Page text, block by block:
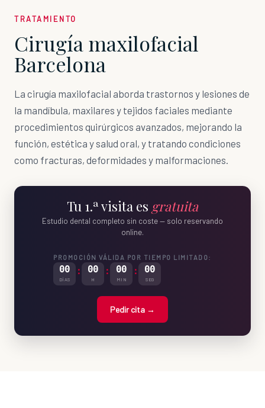
TRATAMIENTO
Cirugía maxilofacial
Barcelona
La cirugía maxilofacial aborda trastornos y lesiones de
la mandíbula, maxilares y tejidos faciales mediante
procedimientos quirúrgicos avanzados, mejorando la
función, estética y salud oral, y tratando condiciones
como fracturas, deformidades y malformaciones.
Tu 1.ª visita es gratuita
Estudio dental completo sin coste — solo reservando
online.
PROMOCIÓN VÁLIDA POR TIEMPO LIMITADO:
00
DÍAS
: 00
H
: 00
MIN
: 00
SEG
Pedir cita →